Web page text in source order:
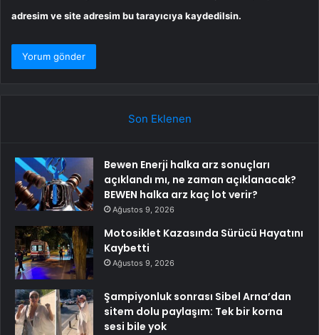
adresim ve site adresim bu tarayıcıya kaydedilsin.
Son Eklenen
Bewen Enerji halka arz sonuçları
açıklandı mı, ne zaman açıklanacak?
BEWEN halka arz kaç lot verir?
Ağustos 9, 2026
Motosiklet Kazasında Sürücü Hayatını
Kaybetti
Ağustos 9, 2026
Şampiyonluk sonrası Sibel Arna’dan
sitem dolu paylaşım: Tek bir korna
sesi bile yok